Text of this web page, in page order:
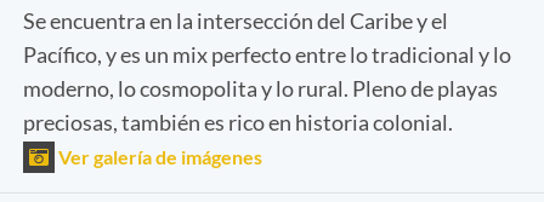
Se encuentra en la intersección del Caribe y el
Pacífico, y es un mix perfecto entre lo tradicional y lo
moderno, lo cosmopolita y lo rural. Pleno de playas
preciosas, también es rico en historia colonial.
Ver galería de imágenes